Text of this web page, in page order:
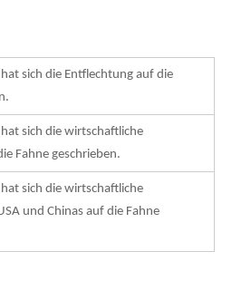
hat sich die Entflechtung auf die
hat sich die wirtschaftliche
Fahne geschrieben.
hat sich die wirtschaftliche
und Chinas auf die Fahne